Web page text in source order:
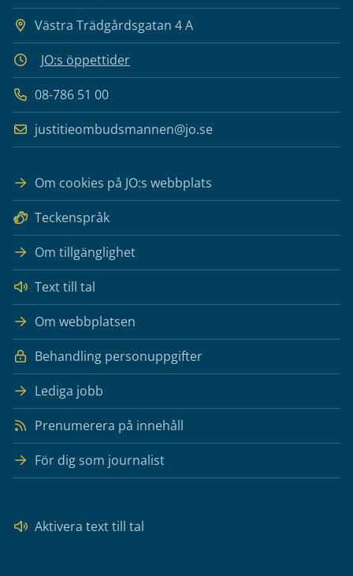
Västra Trädgårdsgatan 4 A
JO:s öppettider
08-786 51 00
justitieombudsmannen@jo.se
Om cookies på JO:s webbplats
Teckenspråk
Om tillgänglighet
Text till tal
Om webbplatsen
Behandling personuppgifter
Lediga jobb
Prenumerera på innehåll
För dig som journalist
Aktivera text till tal